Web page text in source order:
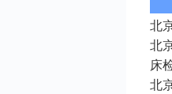
北
北
床
北